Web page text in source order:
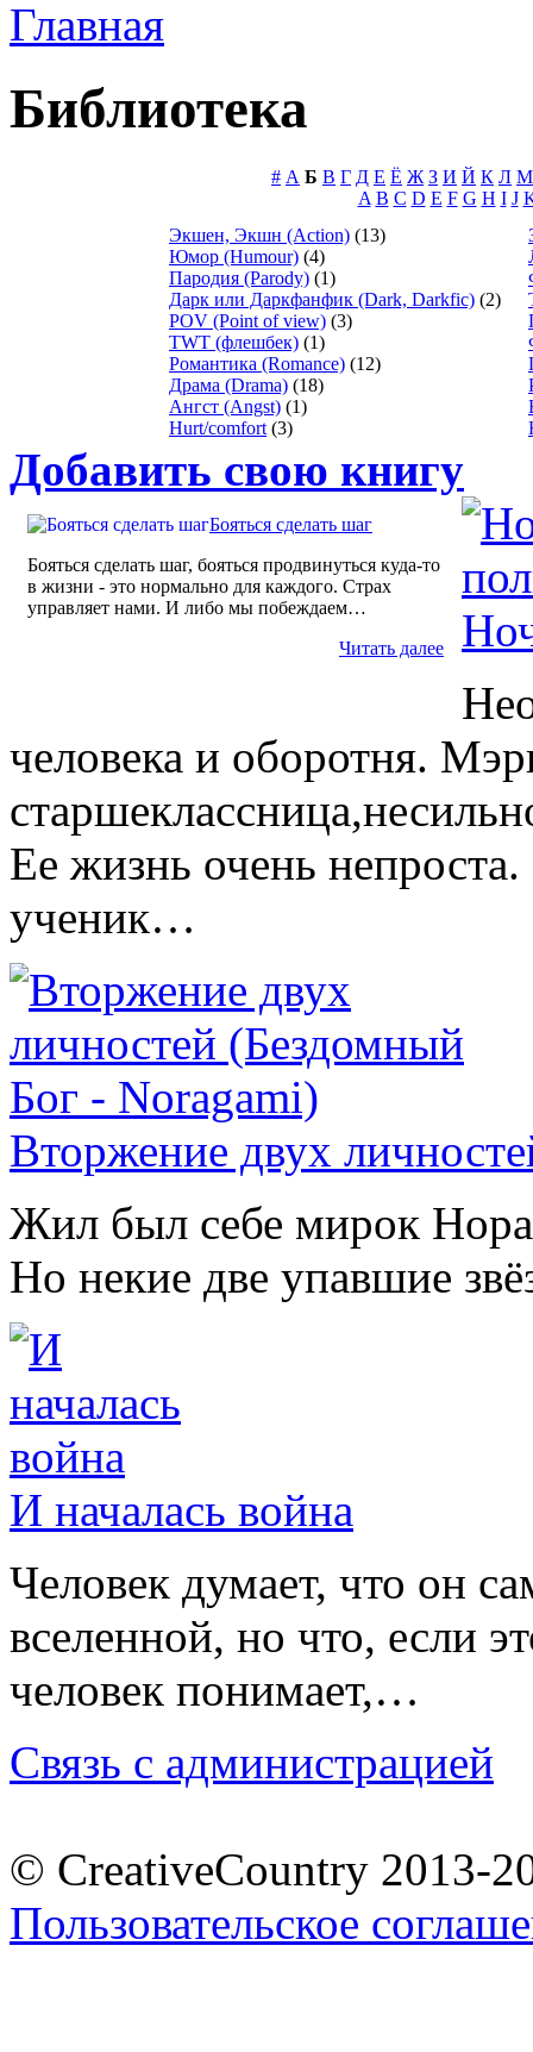
Главная
Библиотека
# А Б В Г Д Е Ё Ж З И Й К Л М
A B C D E F G H I J
Экшен, Экшн (Action) (13)
Юмор (Humour) (4)
Пародия (Parody) (1)
Дарк или Даркфанфик (Dark, Darkfic) (2)
POV (Point of view) (3)
TWT (флешбек) (1)
Романтика (Romance) (12)
Драма (Drama) (18)
Ангст (Angst) (1)
Hurt/comfort (3)
Добавить свою книгу
Бояться сделать шаг
Бояться сделать шаг, бояться продвинуться куда-то
в жизни - это нормально для каждого. Страх
управляет нами. И либо мы побеждаем…
Читать далее
человека и оборотня.
Ее жизнь очень
ученик…
Вторжение двух
Жил был себе мирок
Но некие две упавшие
И началась война
Человек думает, что он
вселенной, но что, если
человек понимает,…
Связь с администрацией
© CreativeCountry 2013-
Пользовательское